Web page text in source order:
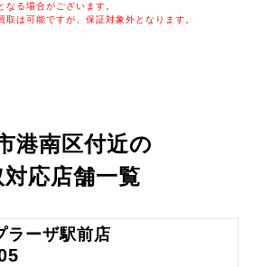
る場合がございます。
は可能ですが、保証対象外となります。
港南区付近の
対応店舗一覧
ラーザ駅前店